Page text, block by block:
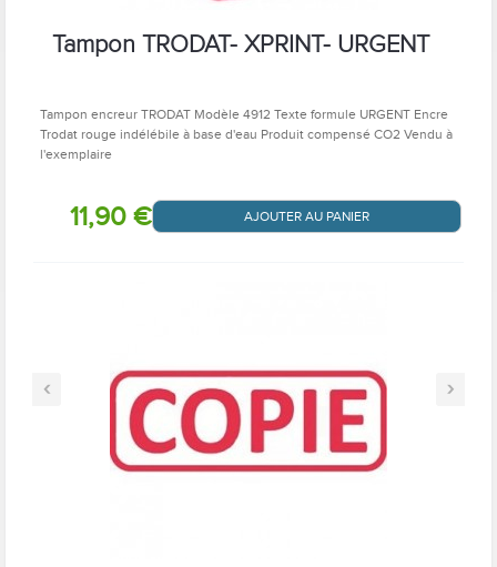
‹ ›
Tampon TRODAT- XPRINT- URGENT
Tampon encreur TRODAT Modèle 4912 Texte formule URGENT Encre
Trodat rouge indélébile à base d'eau Produit compensé CO2 Vendu à
l'exemplaire
11,90 € AJOUTER AU PANIER